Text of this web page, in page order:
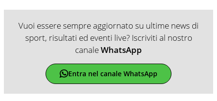
Vuoi essere sempre aggiornato su ultime news di
sport, risultati ed eventi live? Iscriviti al nostro
canaleWhatsApp
Entra nel canale WhatsApp